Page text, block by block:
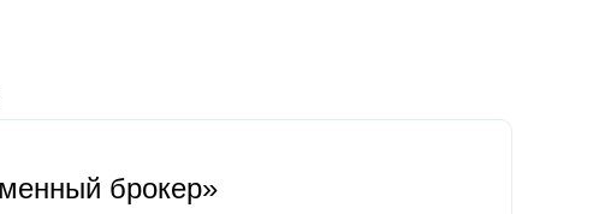
брокер»